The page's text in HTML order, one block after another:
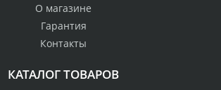
О магазине
Гарантия
Контакты
КАТАЛОГ ТОВАРОВ